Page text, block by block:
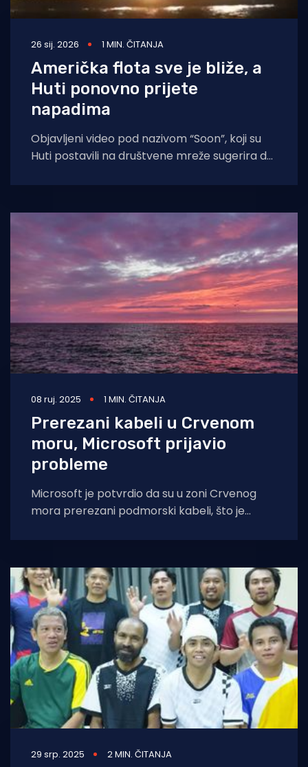
26 sij. 2026 1 MIN. ČITANJA
Američka flota sve je bliže, a
Huti ponovno prijete
napadima
Objavljeni video pod nazivom “Soon”, koji su
Huti postavili na društvene mreže sugerira da
08 ruj. 2025 1 MIN. ČITANJA
Prerezani kabeli u Crvenom
moru, Microsoft prijavio
probleme
Microsoft je potvrdio da su u zoni Crvenog
mora prerezani podmorski kabeli, što je
29 srp. 2025 2 MIN. ČITANJA